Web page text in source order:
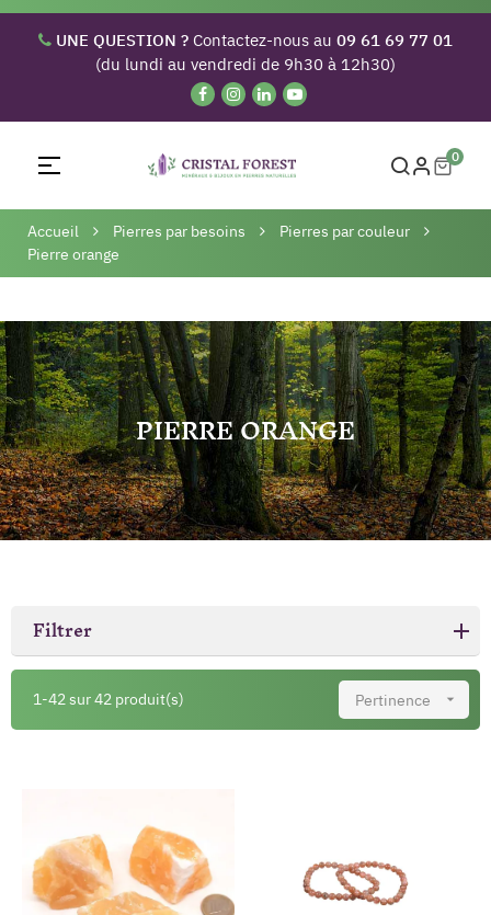
UNE QUESTION ? Contactez-nous au 09 61 69 77 01
(du lundi au vendredi de 9h30 à 12h30)
Basculer
navigation
☰ 0
Accueil Pierres par besoins
Pierres par couleur
Pierre orange
PIERRE ORANGE
Filtrer
1-42 sur 42 produit(s) Pertinence 